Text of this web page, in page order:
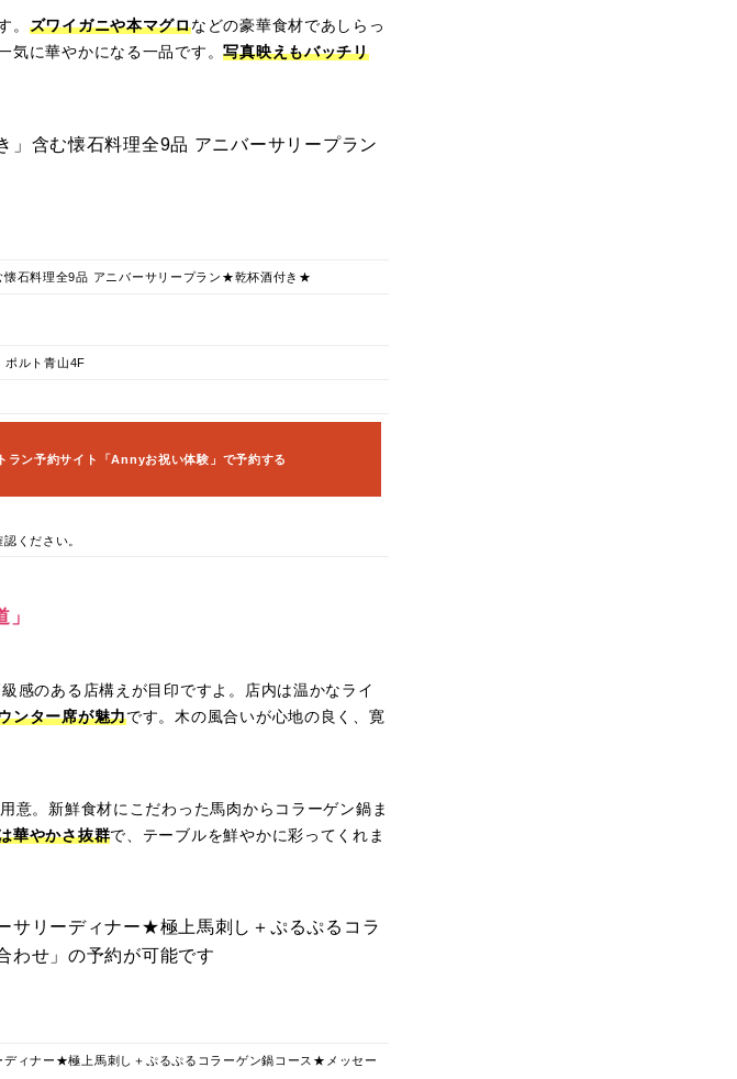
。 ズワイガニや本マグロなどの豪華食材であしらっ
気に華やかになる一品です。写真映えもバッチリ
」含む懐石料理全9品 アニバーサリープラン
懐石料理全9品 アニバーサリープラン★乾杯酒付き★
ルト青山4F
ラン予約サイト「Annyお祝い体験」で予約する
ください。
感のある店構えが目印ですよ。店内は温かなライ
ンター席が魅力です。木の風合いが心地の良く、寛
意。新鮮食材にこだわった馬肉からコラーゲン鍋ま
華やかさ抜群で、テーブルを鮮やかに彩ってくれま
サリーディナー★極上馬刺し＋ぷるぷるコラ
わせ」の予約が可能です
ディナー★極上馬刺し＋ぷるぷるコラーゲン鍋コース★メッセー